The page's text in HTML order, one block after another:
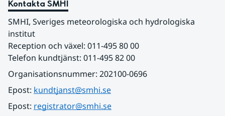
Kontakta SMHI
SMHI, Sveriges meteorologiska och hydrologiska
institut
Reception och växel: 011-495 80 00
Telefon kundtjänst: 011-495 82 00
Organisationsnummer: 202100-0696
Epost: kundtjanst@smhi.se
Epost: registrator@smhi.se